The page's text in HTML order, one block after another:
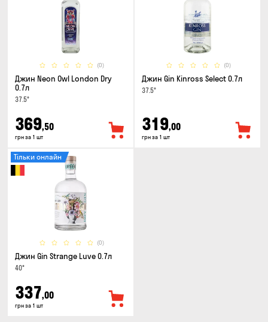
(0)
Джин Neon Owl London Dry
0.7л
37.5°
369,50
грн за 1 шт
(0)
Джин Gin Kinross Select 0.7л
37.5°
319,00
грн за 1 шт
(0)
Тільки онлайн
Джин Gin Strange Luve 0.7л
40°
337,00
грн за 1 шт